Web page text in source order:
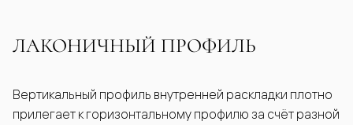
ЛАКОНИЧНЫЙ ПРОФИЛЬ
Вертикальный профиль внутренней раскладки плотно
прилегает к горизонтальному профилю за счёт разной